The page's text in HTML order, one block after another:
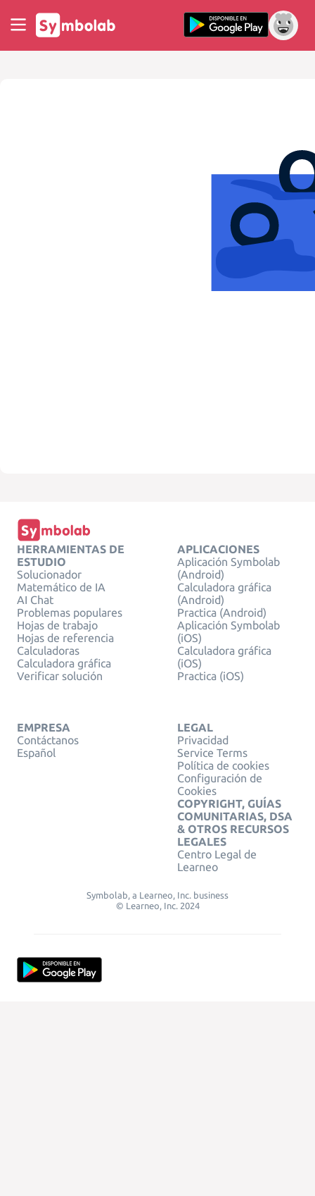
HERRAMIENTAS DE
ESTUDIO
Solucionador
Matemático de IA
AI Chat
Problemas populares
Hojas de trabajo
Hojas de referencia
Calculadoras
Calculadora gráfica
Verificar solución
APLICACIONES
Aplicación Symbolab
(Android)
Calculadora gráfica
(Android)
Practica (Android)
Aplicación Symbolab
(iOS)
Calculadora gráfica
(iOS)
Practica (iOS)
EMPRESA
Contáctanos
Español
LEGAL
Privacidad
Service Terms
Política de cookies
Configuración de
Cookies
COPYRIGHT, GUÍAS
COMUNITARIAS, DSA
& OTROS RECURSOS
LEGALES
Centro Legal de
Learneo
Symbolab, a Learneo, Inc. business
© Learneo, Inc. 2024